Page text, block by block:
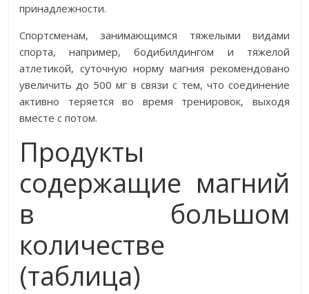
принадлежности.
Спортсменам, занимающимся тяжелыми видами
спорта, например, бодибилдингом и тяжелой
атлетикой, суточную норму магния рекомендовано
увеличить до 500 мг в связи с тем, что соединение
активно теряется во время тренировок, выходя
вместе с потом.
Продукты
содержащие магний
в большом
количестве
(таблица)